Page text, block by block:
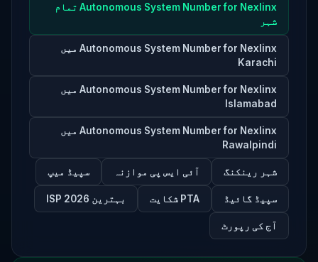
Autonomous System Number for Nexlinx تمام
شہر
Autonomous System Number for Nexlinx میں
Karachi
Autonomous System Number for Nexlinx میں
Islamabad
Autonomous System Number for Nexlinx میں
Rawalpindi
شہر رینکنگ آئی ایس پی موازنہ سپیڈ میپ
سپیڈ گائیڈ PTA شکایت بہترین ISP 2026
آج کی رپورٹ